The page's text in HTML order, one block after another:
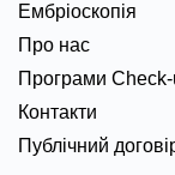
Ембріоскопія
Про нас
Програми
Контакти
Публічний